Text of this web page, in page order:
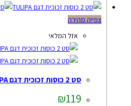
צפייה מהירה
אזל המלאי
סט 2 כוסות זכוכית דגם TULIPA
₪119